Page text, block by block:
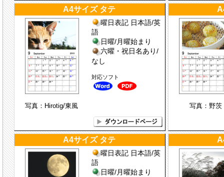
A4サイズ タテ
写真：Hirotig/東風
曜日表記 日本語/英
語
日曜/月曜始まり
六曜・祝日名あり/
なし
対応ソフト
写真：野茨
A4サイズ タテ
曜日表記 日本語/英
語
日曜/月曜始まり